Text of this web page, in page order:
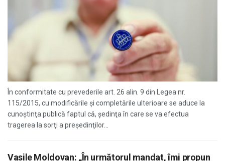
În conformitate cu prevederile art. 26 alin. 9 din Legea nr.
115/2015, cu modificările şi completările ulterioare se aduce la
cunoştinţa publică faptul că, şedinţa în care se va efectua
tragerea la sorţi a preşedinţilor...
Vasile Moldovan: „În următorul mandat, îmi propun